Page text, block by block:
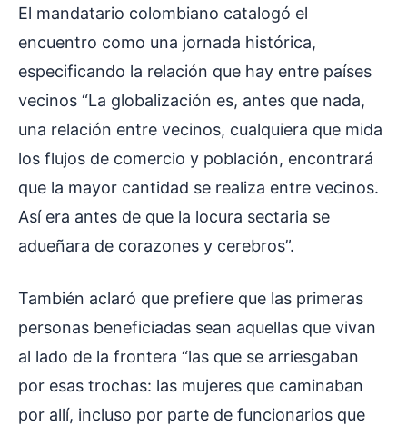
El mandatario colombiano catalogó el
encuentro como una jornada histórica,
especificando la relación que hay entre países
vecinos “La globalización es, antes que nada,
una relación entre vecinos, cualquiera que mida
los flujos de comercio y población, encontrará
que la mayor cantidad se realiza entre vecinos.
Así era antes de que la locura sectaria se
adueñara de corazones y cerebros”.
También aclaró que prefiere que las primeras
personas beneficiadas sean aquellas que vivan
al lado de la frontera “las que se arriesgaban
por esas trochas: las mujeres que caminaban
por allí, incluso por parte de funcionarios que